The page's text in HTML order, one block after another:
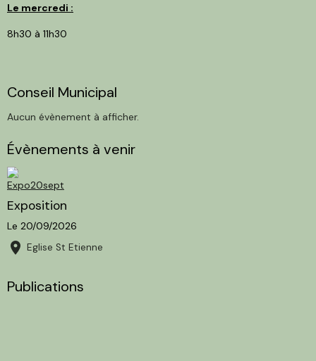
Le mercredi :
8h30 à 11h30
Conseil Municipal
Aucun évènement à afficher.
Évènements à venir
Exposition
Le 20/09/2026
Eglise St Etienne
Publications